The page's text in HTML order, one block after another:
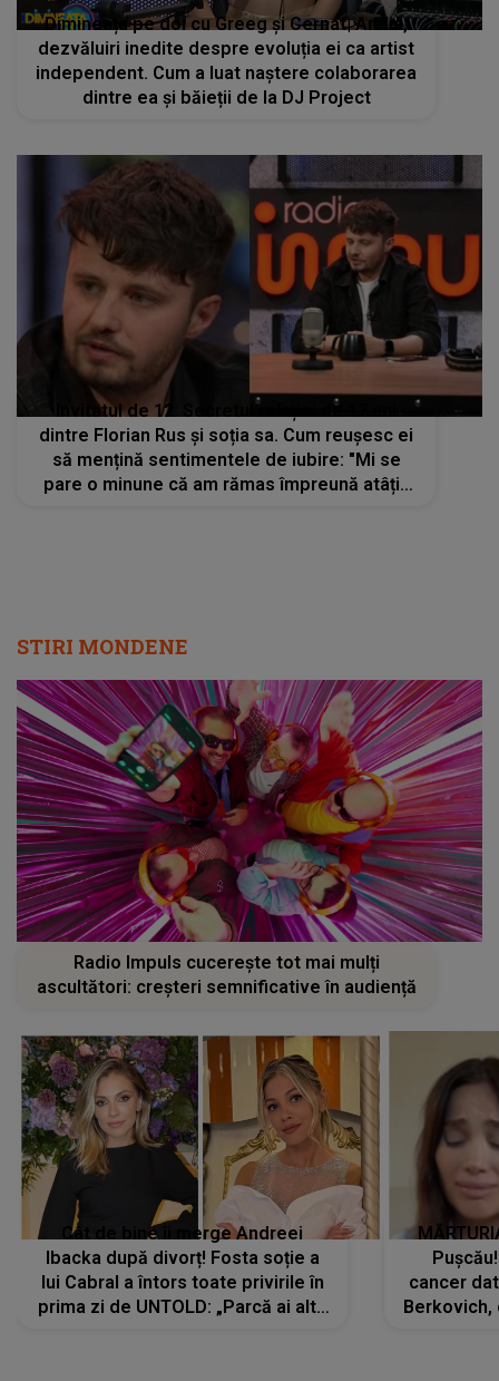
Dimineața pe doi cu Greeg și Cernat| Andia,
dezvăluiri inedite despre evoluția ei ca artist
independent. Cum a luat naștere colaborarea
dintre ea și băieții de la DJ Project
Invitatul de 12: Secretul relației de 17 ani
dintre Florian Rus și soția sa. Cum reușesc ei
să mențină sentimentele de iubire: "Mi se
pare o minune că am rămas împreună atâția
STIRI MONDENE
Radio Impuls cucerește tot mai mulți
ascultători: creșteri semnificative în audiență
Cât de bine îi merge Andreei
Ibacka după divorț! Fosta soție a
lui Cabral a întors toate privirile în
prima zi de UNTOLD: „Parcă ai altă
cancer
Berkovich,